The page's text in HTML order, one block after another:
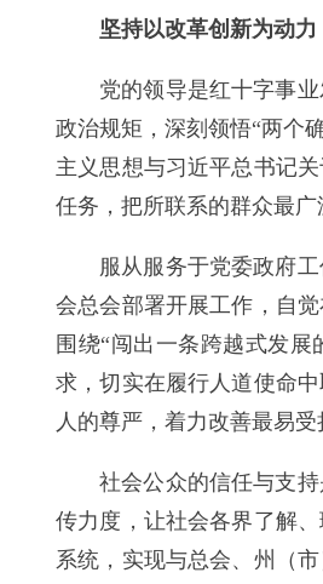
坚持以改革创新为动
党的领导是红十字事
政治规矩，深刻领悟“两个
主义思想与习近平总书记
任务，把所联系的群众最
服从服务于党委政府
会总会部署开展工作，自
围绕“闯出一条跨越式发
求，切实在履行人道使命
人的尊严，着力改善最易
社会公众的信任与支
传力度，让社会各界了解
系统，实现与总会、州（